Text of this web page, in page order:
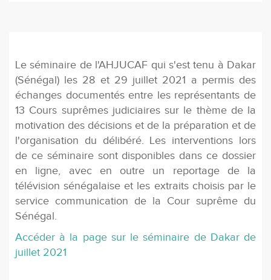
Le séminaire de l'AHJUCAF qui s'est tenu à Dakar
(Sénégal) les 28 et 29 juillet 2021 a permis des
échanges documentés entre les représentants de
13 Cours suprêmes judiciaires sur le thème de la
motivation des décisions et de la préparation et de
l'organisation du délibéré. Les interventions lors
de ce séminaire sont disponibles dans ce dossier
en ligne, avec en outre un reportage de la
télévision sénégalaise et les extraits choisis par le
service communication de la Cour suprême du
Sénégal.
Accéder à la page sur le séminaire de Dakar de
juillet 2021